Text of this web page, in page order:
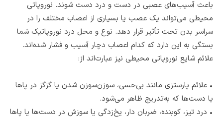
باعث آسیب‌های عصبی در دست و درد دست شوند. نوروپاتی
محیطی می‌تواند یک عصب یا بسیاری از اعصاب مختلف را در
سراسر بدن تحت تأثیر قرار دهد. نوع و محل درد نوروپاتیک شما
بستگی به این دارد که کدام اعصاب دچار آسیب و فشار شده‌اند.
علائم شایع نوروپاتی محیطی نیز عبارت‌اند از:
• علائم پارستزی مانند بی‌حسی، سوزن‌سوزن شدن یا گزگز در پاها
یا دست‌ها که به‌تدریج ظاهر می‌شود.
• درد تیز، کوبنده، ضربان دار، یخ‌زدگی یا سوزش در دست‌ها یا پاها